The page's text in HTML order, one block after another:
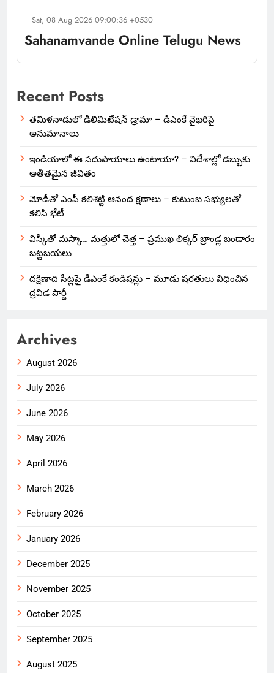
Sat, 08 Aug 2026 09:00:36 +0530
Sahanamvande Online Telugu News
Recent Posts
తమిళనాడులో డీలిమిటేషన్ డ్రామా – డీఎంకే వైఖరిపై
అనుమానాలు
ఇండియాలో‌ ఈ సదుపాయాలు ఉంటాయా? – విదేశాల్లో డబ్బుకు
అతీతమైన జీవితం
మోడీతో ఎంపీ కలిశెట్టి ఆనంద క్షణాలు – కుటుంబ సభ్యులతో
కలిసి భేటీ
విస్కీతో మస్కా… మత్తులో చెత్త – ప్రముఖ లిక్కర్ బ్రాండ్ల బండారం
బట్టబయలు
దక్షిణాది సీట్లపై డీఎంకే కండిషన్లు – మూడు షరతులు విధించిన
ద్రవిడ పార్టీ
Archives
August 2026
July 2026
June 2026
May 2026
April 2026
March 2026
February 2026
January 2026
December 2025
November 2025
October 2025
September 2025
August 2025